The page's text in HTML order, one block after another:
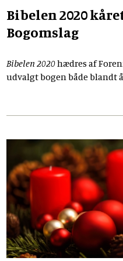
Bibelen 2020
Bogomslag
Bibelen 2020hædres af
udvalgt bogen både blandt